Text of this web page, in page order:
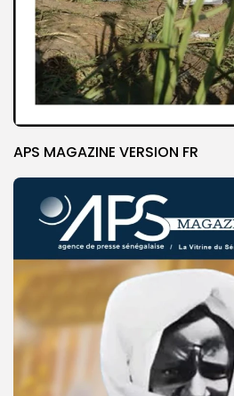
APS MAGAZINE VERSION FR